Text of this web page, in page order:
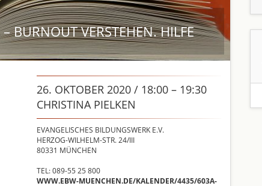
BURNOUT VERSTEHEN. HILFE
26. OKTOBER 2020 / 18:00 – 19:30
CHRISTINA PIELKEN
EVANGELISCHES BILDUNGSWERK E.V.
HERZOG-WILHELM-STR. 24/III
80331 MÜNCHEN
TEL: 089-55 25 800
WWW.EBW-MUENCHEN.DE/KALENDER/4435/603A-